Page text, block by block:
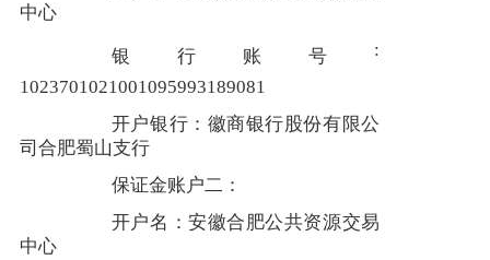
中心
银行账号 :
1023701021001095993189081
开户银行：徽商银行股份有限公
司合肥蜀山支行
保证金账户二：
开户名：安徽合肥公共资源交易
中心